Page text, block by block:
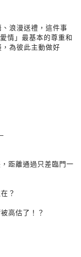
浪漫送禮，這件事
情」最基本的尊重和
為彼此主動做好
距離通過只差臨門一
？
高估了！？